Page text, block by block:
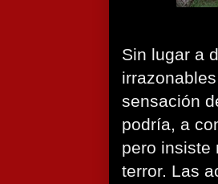
Sin lugar a
sensación
podría, a
pero insiste
terror. Las